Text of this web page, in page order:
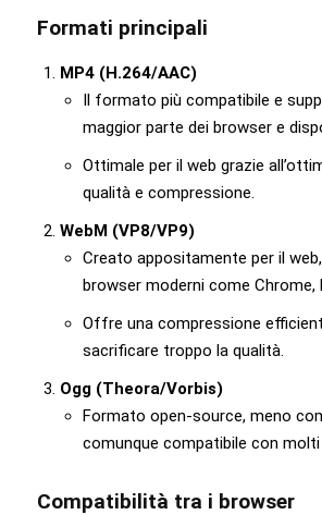
Formati principali
MP4 (H.264/AAC)
Il formato più compatibile e
maggior parte dei browser e
Ottimale per il web grazie
qualità e compressione.
WebM (VP8/VP9)
Creato appositamente per il
browser moderni come Chrome,
Offre una compressione
sacrificare troppo la qualità.
Ogg (Theora/Vorbis)
Formato open-source, meno
comunque compatibile con molti
Compatibilità tra i browser